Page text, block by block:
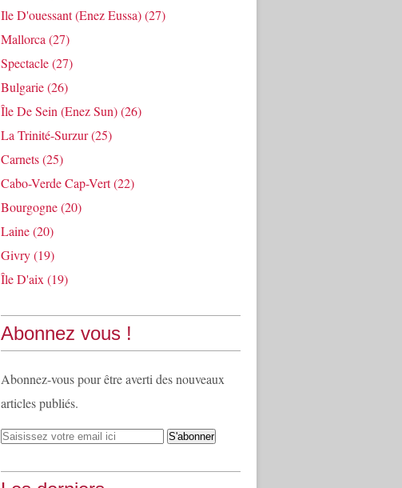
Ile D'ouessant (enez Eussa)(27)
Mallorca (27)
Spectacle(27)
Bulgarie(26)
Île De Sein (enez Sun)(26)
La Trinité-Surzur(25)
Carnets(25)
Cabo-Verde Cap-Vert(22)
Bourgogne(20)
Laine(20)
Givry(19)
Île D'aix (19)
Abonnez vous !
Abonnez-vous pour être averti des nouveaux
articles publiés.